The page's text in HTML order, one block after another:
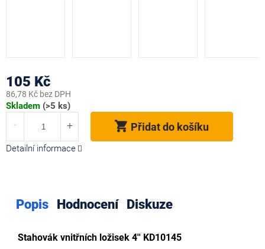
105 Kč
86,78 Kč bez DPH
Měrná
Skladem (>5 ks)
Přidat do košíku
Detailní informace
Popis Hodnocení Diskuze
Stahovák vnitřních ložisek 4'' KD10145